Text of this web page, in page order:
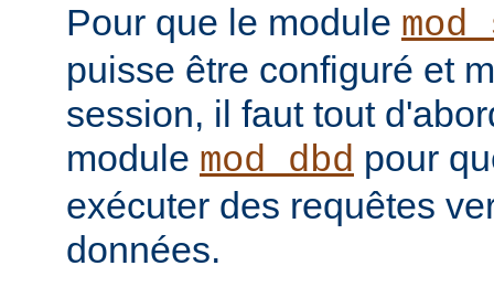
Pour que le module
puisse être configuré et
session, il faut tout
module mod_dbd pour
exécuter des requêtes
données.